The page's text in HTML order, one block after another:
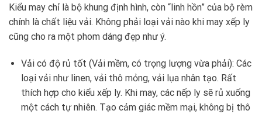
Kiểu may chỉ là bộ khung định hình, còn “linh hồn” của bộ rèm
chính là chất liệu vải. Không phải loại vải nào khi may xếp ly
cũng cho ra một phom dáng đẹp như ý.
Vải có độ rủ tốt (Vải mềm, có trọng lượng vừa phải): Các
loại vải như linen, vải thô mỏng, vải lụa nhân tạo. Rất
thích hợp cho kiểu xếp ly. Khi may, các nếp ly sẽ rủ xuống
một cách tự nhiên. Tạo cảm giác mềm mại, không bị thô